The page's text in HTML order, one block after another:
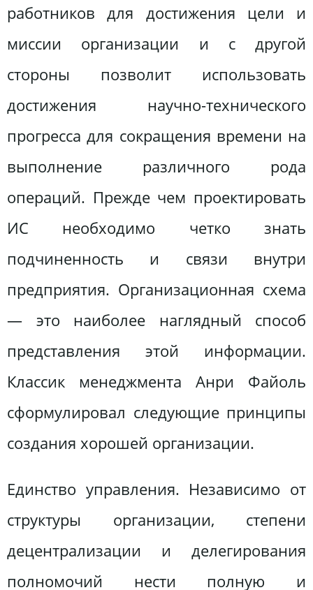
работников для достижения цели и
миссии организации и с другой
стороны позволит использовать
достижения научно-технического
прогресса для сокращения времени на
выполнение различного рода
операций. Прежде чем проектировать
ИС необходимо четко знать
подчиненность и связи внутри
предприятия. Организационная схема
— это наиболее наглядный способ
представления этой информации.
Классик менеджмента Анри Файоль
сформулировал следующие принципы
создания хорошей организации.
Единство управления. Независимо от
структуры организации, степени
децентрализации и делегирования
полномочий нести полную и